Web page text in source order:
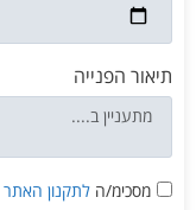
תיאור הפנייה
מסכימ/ה לתקנון האתר